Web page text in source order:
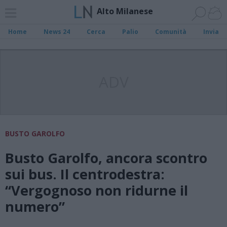
Alto Milanese
Home News 24 Cerca Palio Comunità Invia
BUSTO GAROLFO
Busto Garolfo, ancora scontro
sui bus. Il centrodestra:
“Vergognoso non ridurne il
numero”